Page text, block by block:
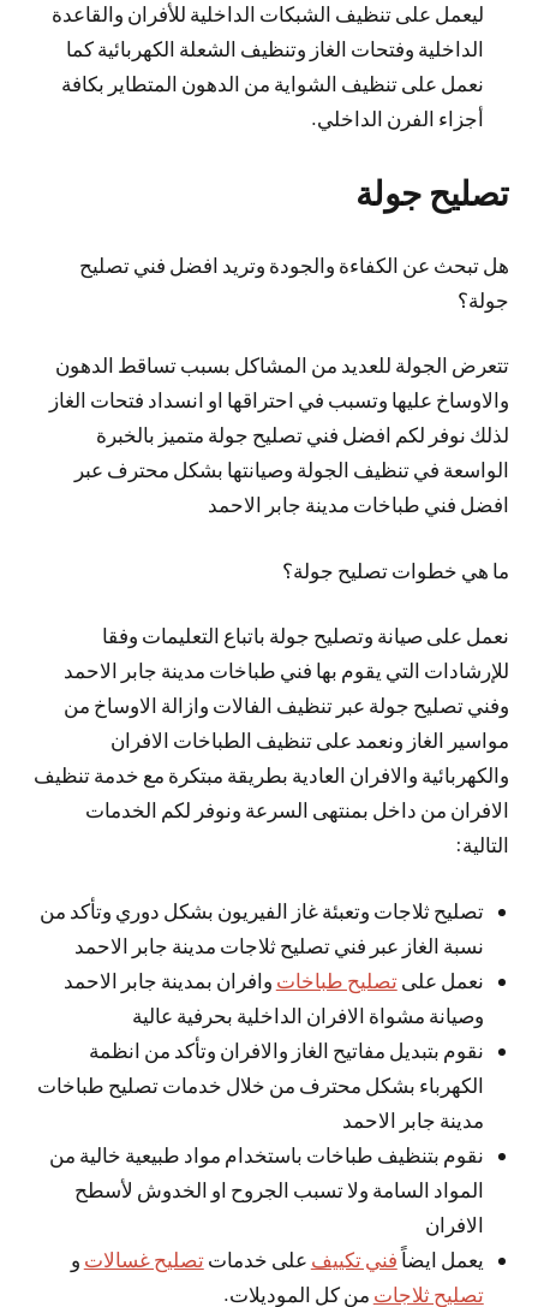
ليعمل على تنظيف الشبكات الداخلية للأفران والقاعدة
الداخلية وفتحات الغاز وتنظيف الشعلة الكهربائية كما
نعمل على تنظيف الشواية من الدهون المتطاير بكافة
أجزاء الفرن الداخلي.
تصليح جولة
هل تبحث عن الكفاءة والجودة وتريد افضل فني تصليح
جولة؟
تتعرض الجولة للعديد من المشاكل بسبب تساقط الدهون
والاوساخ عليها وتسبب في احتراقها او انسداد فتحات الغاز
لذلك نوفر لكم افضل فني تصليح جولة متميز بالخبرة
الواسعة في تنظيف الجولة وصيانتها بشكل محترف عبر
افضل فني طباخات مدينة جابر الاحمد
ما هي خطوات تصليح جولة؟
نعمل على صيانة وتصليح جولة باتباع التعليمات وفقا
للإرشادات التي يقوم بها فني طباخات مدينة جابر الاحمد
وفني تصليح جولة عبر تنظيف الفالات وازالة الاوساخ من
مواسير الغاز ونعمد على تنظيف الطباخات الافران
والكهربائية والافران العادية بطريقة مبتكرة مع خدمة تنظيف
الافران من داخل بمنتهى السرعة ونوفر لكم الخدمات
التالية:
تصليح ثلاجات وتعبئة غاز الفيريون بشكل دوري وتأكد من
نسبة الغاز عبر فني تصليح ثلاجات مدينة جابر الاحمد
نعمل علىتصليح طباخات وافران بمدينة جابر الاحمد
وصيانة مشواة الافران الداخلية بحرفية عالية
نقوم بتبديل مفاتيح الغاز والافران وتأكد من انظمة
الكهرباء بشكل محترف من خلال خدمات تصليح طباخات
مدينة جابر الاحمد
نقوم بتنظيف طباخات باستخدام مواد طبيعية خالية من
المواد السامة ولا تسبب الجروح او الخدوش لأسطح
الافران
يعمل ايضاًفني تكييف على خدماتتصليح غسالات و
تصليح ثلاجات من كل الموديلات.